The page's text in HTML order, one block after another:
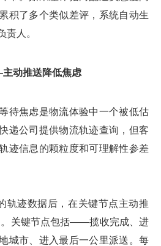
积了多个类似差评，系统自动生
责人。
动推送降低焦虑
待焦虑是物流体验中一个被低估
递公司提供物流轨迹查询，但客
迹信息的颗粒度和可理解性参差
轨迹数据后，在关键节点主动推
。关键节点包括——揽收完成、进
城市、进入最后一公里派送。每